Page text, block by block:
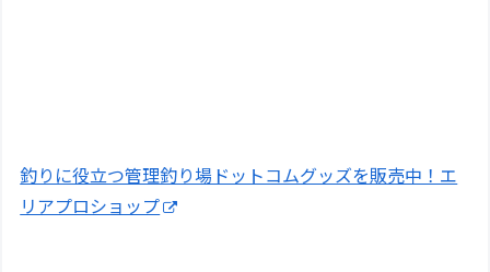
釣りに役立つ管理釣り場ドットコムグッズを販売中！エ
リアプロショップ